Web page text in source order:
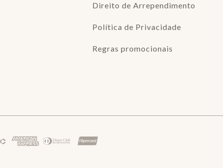
Direito de Arrependimento
Política de Privacidade
Regras promocionais